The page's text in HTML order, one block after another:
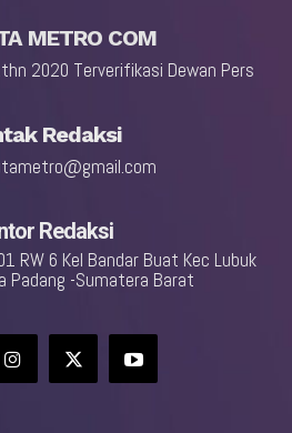
METRO COM
2020 Terverifikasi Dewan Pers
Redaksi
Redaksi
RW 6 Kel Bandar Buat Kec Lubuk
Padang -Sumatera Barat